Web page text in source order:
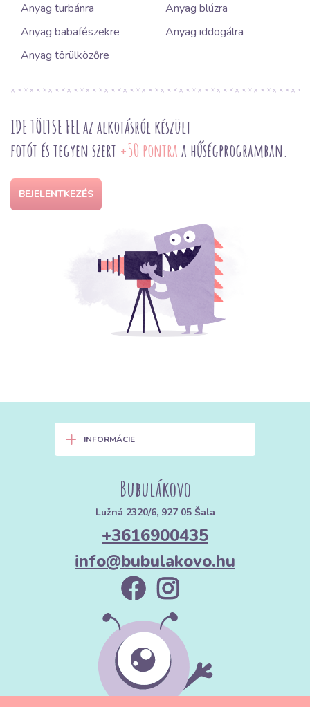
Anyag turbánra
Anyag blúzra
Anyag babafészekre
Anyag iddogálra
Anyag törülközőre
IDE TÖLTSE FEL az alkotásról készült
fotót és tegyen szert +50 pontraa hűségprogramban.
BEJELENTKEZÉS
+ INFORMÁCIE
Bubulákovo
Lužná 2320/6, 927 05 Šala
+3616900435
info@bubulakovo.hu